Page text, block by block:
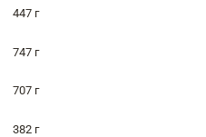
447 г
747 г
707 г
382 г